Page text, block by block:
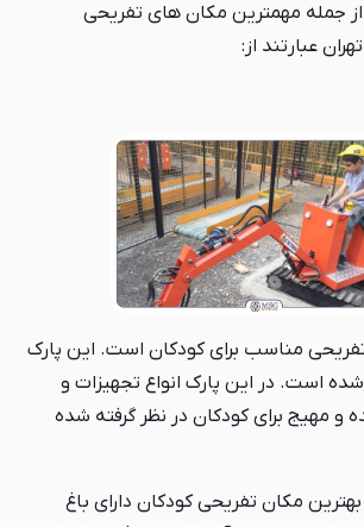
جمله مهمترین مکان های تفریحی
عبارتند از:
مناسب برای کودکان است. این پارک
شده است. در این پارک انواع تجهیزات و
و مهیج برای کودکان در نظر گرفته شده
مکان تفریحی کودکان دارای باغ